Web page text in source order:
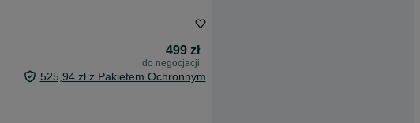
499 zł
do negocjacji
525,94 zł z Pakietem Ochronnym